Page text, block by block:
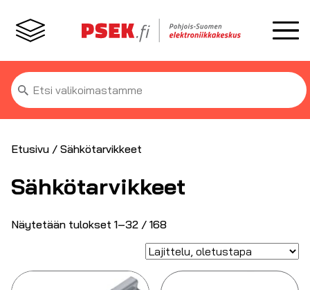
Etsi:
Etusivu / Sähkötarvikkeet
Sähkötarvikkeet
Näytetään tulokset 1–32 / 168